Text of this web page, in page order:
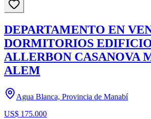
DEPARTAMENTO EN
DORMITORIOS
ALLERBON CASANOVA
ALEM
Agua Blanca, Provincia de Manabí
US$ 175.000